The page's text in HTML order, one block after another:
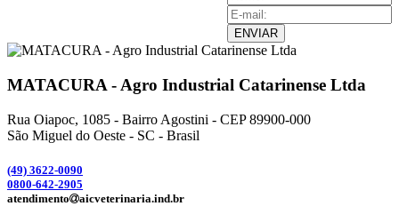
ENVIAR
MATACURA - Agro Industrial Catarinense Ltda
Rua Oiapoc, 1085 - Bairro Agostini - CEP 89900-000
São Miguel do Oeste - SC - Brasil
(49) 3622-0090
0800-642-2905
atendimento
aicveterinaria.ind.br